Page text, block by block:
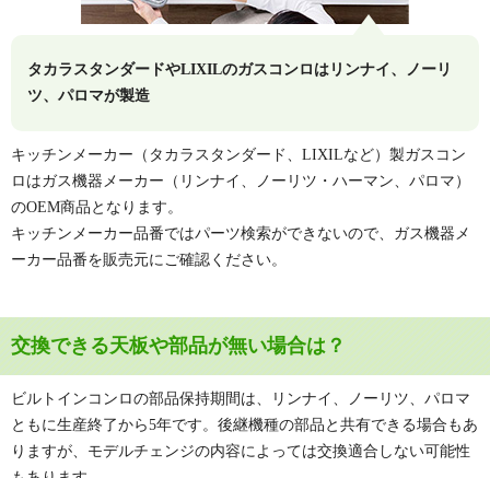
または販売店経由でのご依頼となります。下記部品代金はメーカー
かる可能性があります。
詳しくはメーカーまたはお使いのガスコンロを設置した販売業者に
モデル名
天板幅 /
カラー名
部品コード・
型番
プログレプ
75cm プラチナシ
DS0E8600107 73,150円
プログレ★
60cm プラチナシ
DS0P8601308
60cm トリアング
ス
DS0P8601602
60cm エレガント
DS0P8601406
での交換ご依頼となります。下記部品代金はメーカーの部品販売価
あります。詳しくはメーカーまたはお使いのガスコンロを設置した
販売業者にお問い合わせください。
カラー名
型番
クレア★
クリアガラス
60cm グロスミラ
ルバー
レー
(税込)
75cm グロスミラ
489522000
75cm ノーブルシ
486488700 102,850円
(税込)
レー
(税込)
タカラスタンダードやLIXILのガスコンロはリンナイ、ノーリ
ツ、パロマが製造
キッチンメーカー（タカラスタンダード、LIXILなど）製ガスコン
ロはガス機器メーカー（リンナイ、ノーリツ・ハーマン、パロマ）
のOEM商品となります。
キッチンメーカー品番ではパーツ検索ができないので、ガス機器メ
ーカー品番を販売元にご確認ください。
交換できる天板や部品が無い場合は？
ビルトインコンロの部品保持期間は、リンナイ、ノーリツ、パロマ
ともに生産終了から5年です。後継機種の部品と共有できる場合もあ
りますが、モデルチェンジの内容によっては交換適合しない可能性